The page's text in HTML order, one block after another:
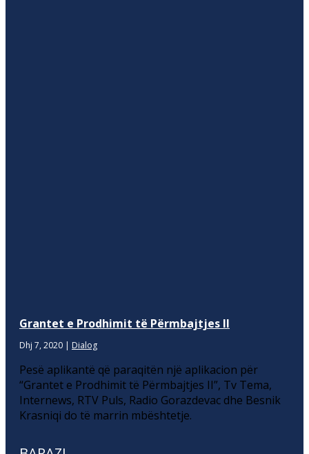
Grantet e Prodhimit të Përmbajtjes II
Dhj 7, 2020 | Dialog
Pesë aplikantë që paraqitën një aplikacion për
“Grantet e Prodhimit të Përmbajtjes II”, Tv Tema,
Internews, RTV Puls, Radio Gorazdevac dhe Besnik
Krasniqi do të marrin mbështetje.